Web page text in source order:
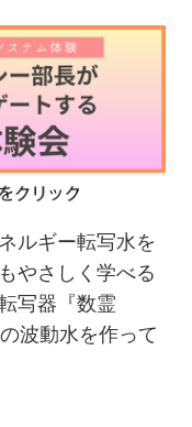
ルギー転写水を
やさしく学べる
写器『数霊
波動水を作って